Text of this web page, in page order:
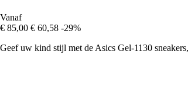
Vanaf
€ 85,00 € 60,58 -29%
Geef uw kind stijl met de Asics Gel-1130